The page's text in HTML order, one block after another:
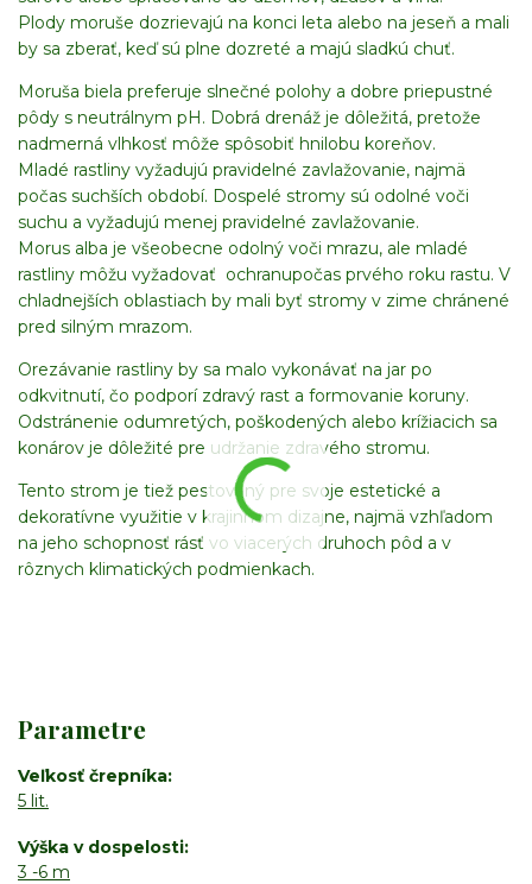
Plody moruše dozrievajú na konci leta alebo na jeseň a mali
by sa zberať, keď sú plne dozreté a majú sladkú chuť.
Moruša biela preferuje slnečné polohy a dobre priepustné
pôdy s neutrálnym pH. Dobrá drenáž je dôležitá, pretože
nadmerná vlhkosť môže spôsobiť hnilobu koreňov.
Mladé rastliny vyžadujú pravidelné zavlažovanie, najmä
počas suchších období. Dospelé stromy sú odolné voči
suchu a vyžadujú menej pravidelné zavlažovanie.
Morus alba je všeobecne odolný voči mrazu, ale mladé
rastliny môžu vyžadovať ochranupočas prvého roku rastu. V
chladnejších oblastiach by mali byť stromy v zime chránené
pred silným mrazom.
Orezávanie rastliny by sa malo vykonávať na jar po
odkvitnutí, čo podporí zdravý rast a formovanie koruny.
Odstránenie odumretých, poškodených alebo krížiacich sa
konárov je dôležité pre udržanie zdravého stromu.
Tento strom je tiež pestovaný pre svoje estetické a
dekoratívne využitie v krajinnom dizajne, najmä vzhľadom
na jeho schopnosť rásť vo viacerých druhoch pôd a v
rôznych klimatických podmienkach.
Parametre
Veľkosť črepníka
5 lit.
Výška v dospelosti
3 -6 m